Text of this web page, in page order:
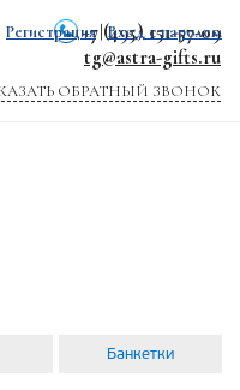
+7 (495) 151-57-09
tg@astra-gifts.ru
ОБРАТНЫЙ ЗВОНОК
Регистрация Вход с паролем
Банкетки